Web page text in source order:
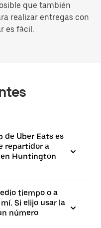
que también
realizar entregas con
es fácil.
de Uber Eats es
repartidor a
Huntington
tiempo o a
Si elijo usar la
número